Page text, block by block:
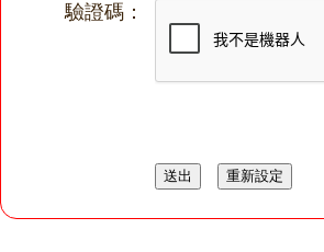
驗證碼：